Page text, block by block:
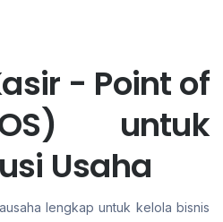
- Point of
untuk
Usaha
lengkap untuk kelola bisnis